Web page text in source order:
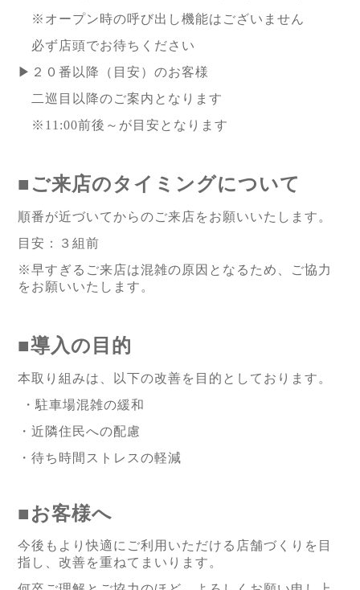
※オープン時の呼び出し機能はございません
必ず店頭でお待ちください
▶︎２０番以降（目安）のお客様
二巡目以降のご案内となります
※11:00前後～が目安となります
■ご来店のタイミングについて
順番が近づいてからのご来店をお願いいたします。
目安：３組前
※早すぎるご来店は混雑の原因となるため、ご協力
をお願いいたします。
■導入の目的
本取り組みは、以下の改善を目的としております。
・駐車場混雑の緩和
・近隣住民への配慮
・待ち時間ストレスの軽減
■お客様へ
今後もより快適にご利用いただける店舗づくりを目
指し、改善を重ねてまいります。